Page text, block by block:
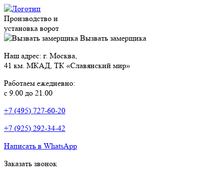
Производство и
установка ворот
Вызвать замерщика
Наш адрес: г. Москва,
41 км. МКАД, ТК «Славянский мир»
Работаем ежедневно:
с 9.00 до 21.00
+7 (495) 727-60-20
+7 (925) 292-34-42
Написать в WhatsApp
Заказать звонок